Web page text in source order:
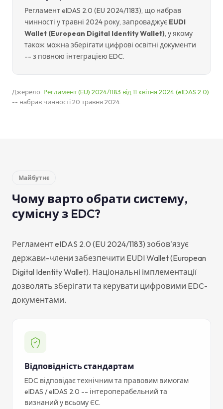
Регламент eIDAS 2.0 (EU 2024/1183), що набрав
чинності у травні 2024 року, запроваджує EUDI
Wallet (European Digital Identity Wallet), у якому
також можна зберігати цифрові освітні документи
-- з повною інтеграцією EDC.
Джерело: Регламент (EU) 2024/1183 від 11 квітня 2024 (eIDAS 2.0)
-- набрав чинності 20 травня 2024.
Майбутнє
Чому варто обрати систему,
сумісну з EDC?
Регламент eIDAS 2.0 (EU 2024/1183) зобов'язує
держави-члени забезпечити EUDI Wallet (European
Digital Identity Wallet). Національні імплементації
дозволять зберігати та керувати цифровими EDC-
документами.
Відповідність стандартам
EDC відповідає технічним та правовим вимогам
eIDAS / eIDAS 2.0 -- інтероперабельний та
визнаний у всьому ЄС.